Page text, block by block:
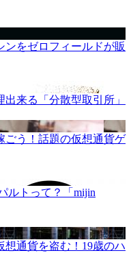
ンをゼロフィールドが販
来る「分散型取引所」
ごう！話題の仮想通貨ゲ
ルトって？「mijin
想通貨を盗む！19歳のハ